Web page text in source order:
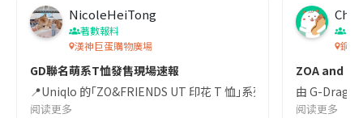
NicoleHeiTong
著數報料
漢神巨蛋購物廣場
GD聯名萌系T恤發售現場速報
📍Uniqlo 的｢ZO&FRIENDS UT 印花 T 恤｣系列已在台灣登場了
阅读更多
銅鑼
ZOA and
由 G-
阅读更多